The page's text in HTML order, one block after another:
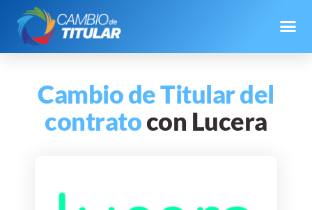
Cambio de Titular del
contratocon Lucera